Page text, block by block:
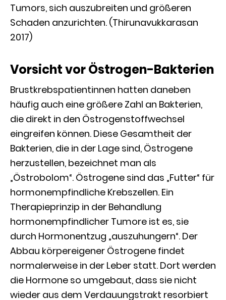
Tumors, sich auszubreiten und größeren
Schaden anzurichten. (Thirunavukkarasan
2017)
Vorsicht vor Östrogen-Bakterien
Brustkrebspatientinnen hatten daneben
häufig auch eine größere Zahl an Bakterien,
die direkt in den Östrogenstoffwechsel
eingreifen können. Diese Gesamtheit der
Bakterien, die in der Lage sind, Östrogene
herzustellen, bezeichnet man als
„Östrobolom“. Östrogene sind das „Futter“ für
hormonempfindliche Krebszellen. Ein
Therapieprinzip in der Behandlung
hormonempfindlicher Tumore ist es, sie
durch Hormonentzug „auszuhungern“. Der
Abbau körpereigener Östrogene findet
normalerweise in der Leber statt. Dort werden
die Hormone so umgebaut, dass sie nicht
wieder aus dem Verdauungstrakt resorbiert